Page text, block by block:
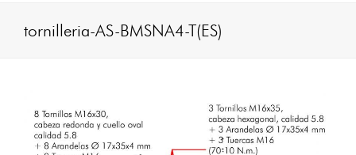
tornilleria-AS-BMSNA4-T(ES)